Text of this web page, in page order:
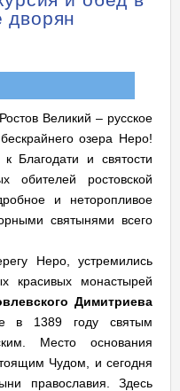
дворян
Великий – русское
озера Неро!
Благодати и святости
обителей ростовской
и неторопливое
святынями всего
Неро, устремились
красивых монастырей
Димитриева
в 1389 году святым
Место основания
Чудом, и сегодня
православия. Здесь